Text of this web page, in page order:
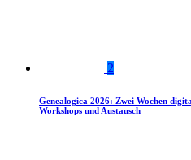
2
Genealogica 2026: Zwei Wochen
Workshops und Austausch